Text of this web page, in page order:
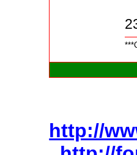
http://